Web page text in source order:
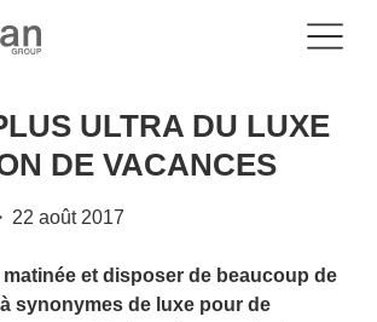
ULTRA DU LUXE
DE VACANCES
22 août 2017
matinée et disposer de beaucoup de
synonymes de luxe pour de